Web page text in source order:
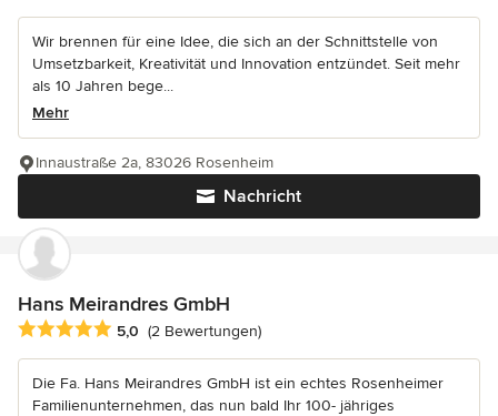
Wir brennen für eine Idee, die sich an der Schnittstelle von
Umsetzbarkeit, Kreativität und Innovation entzündet. Seit mehr
als 10 Jahren bege...
Mehr
Nachricht
Innaustraße 2a, 83026 Rosenheim
Hans Meirandres GmbH
Durchschnittliche Bewertung: 5 von 5 Sternen
5,0 (2 Bewertungen)
Die Fa. Hans Meirandres GmbH ist ein echtes Rosenheimer
Familienunternehmen, das nun bald Ihr 100- jähriges